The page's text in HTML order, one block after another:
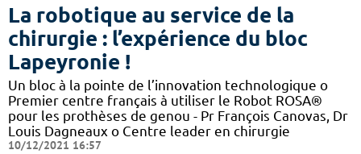
La robotique au service de la
chirurgie : l’expérience du bloc
Lapeyronie !
Un bloc à la pointe de l’innovation technologique o
Premier centre français à utiliser le Robot ROSA®
pour les prothèses de genou - Pr François Canovas, Dr
Louis Dagneaux o Centre leader en chirurgie
10/12/2021 16:57